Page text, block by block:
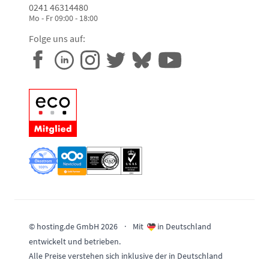
0241 46314480
Mo - Fr 09:00 - 18:00
Folge uns auf:
© hosting.de GmbH 2026 · Mit
in Deutschland
entwickelt und betrieben.
Alle Preise verstehen sich inklusive der in Deutschland